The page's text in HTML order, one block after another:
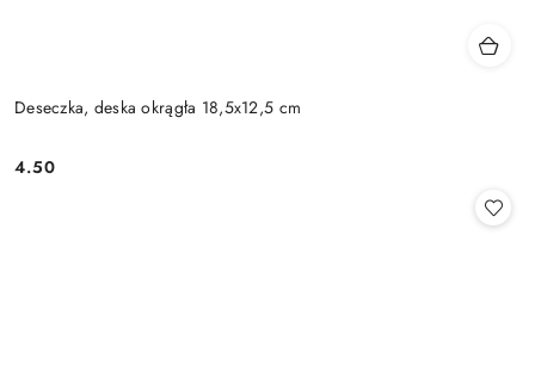
Deseczka, deska okrągła 18,5x12,5 cm
Cena:
4.50